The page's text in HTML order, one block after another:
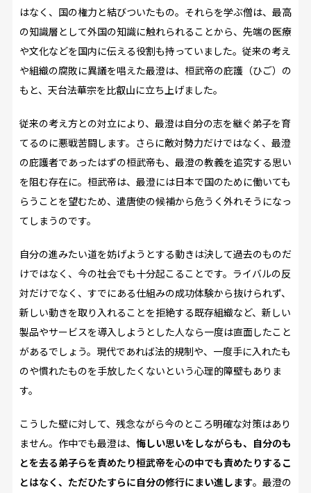
はなく、国の権力と結びついたもの。それらを学ぶ僧は、最高
の知識層として外国の知識に触れられることから、先端の医療
や文化などを国内に伝える役割も持っていました。従来の考え
や組織の腐敗に異議を唱えた最澄は、桓武帝の庇護（ひご）の
もと、天台法華宗を比叡山に立ち上げました。
従来の考え方との対立により、最澄は自分の志を継ぐ弟子を育
てるのに悪戦苦闘します。さらに敵対勢力だけではなく、最澄
の庇護者であったはずの桓武帝も、最澄の教義を追究する思い
を阻む存在に。桓武帝は、最澄には日本で国のために働いても
らうことを望むため、遣唐使の候補から危うく外れそうになっ
てしまうのです。
自分の進みたい道を妨げようとする動きは決して過去のものだ
けではなく、今の社会でも十分起こることです。ライバルの反
対だけでなく、すでにある仕組みの成功体験から抜けられず、
新しい動きを取り入れることを拒絶する既存組織など、新しい
製品やサービスを導入しようとした人なら一度は直面したこと
があるでしょう。現代であれば法的規制や、一度手に入れたも
のや慣れたものを手放したくないという心理的障壁もありま
す。
こうした壁に対して、残念ながら今のところ明確な対策はあり
ません。作中でも最澄は、 悔しい思いをしながらも、自分のも
とを去る弟子らを責めたり桓武帝を心の中でも責めたりするこ
とはなく、ただひたすらに自分の修行にまい進します。最澄の